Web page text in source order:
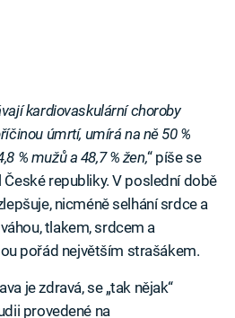
kardiovaskulární choroby
úmrtí, umírá na ně 50 %
% mužů a 48,7 % žen,“ píše se
republiky. V poslední době
nicméně selhání srdce a
tlakem, srdcem a
pořád největším strašákem.
je zdravá, se „tak nějak“
provedené na